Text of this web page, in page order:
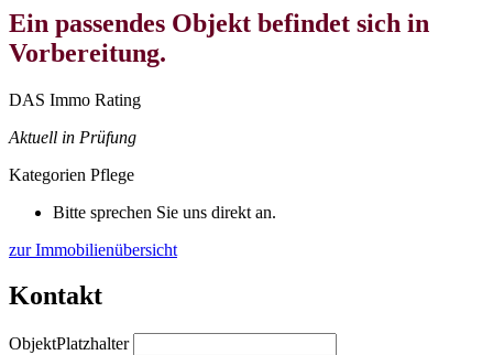
Ein passendes Objekt befindet sich in
Vorbereitung.
DAS Immo Rating
Aktuell in Prüfung
Kategorien Pflege
Bitte sprechen Sie uns direkt an.
zur Immobilienübersicht
Kontakt
ObjektPlatzhalter